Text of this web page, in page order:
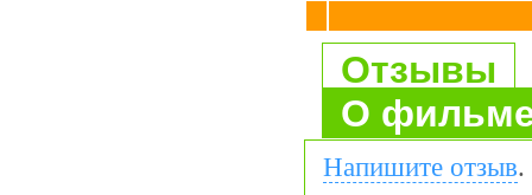
Отзывы
О
Напишите отзыв.